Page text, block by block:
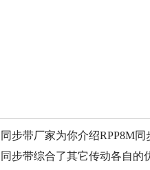
同步带厂家为你介绍RPP8M同
同步带综合了其它传动各自的